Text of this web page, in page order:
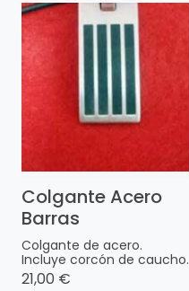
Colgante Acero
Barras
Colgante de acero.
Incluye corcón de caucho.
21,00 €